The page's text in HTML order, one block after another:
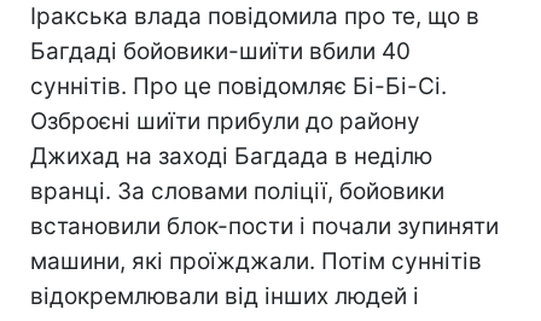
Іракська влада повідомила про те, що в
Багдаді бойовики-шиїти вбили 40
суннітів. Про це повідомляє Бі-Бі-Сі.
Озброєні шиїти прибули до району
Джихад на заході Багдада в неділю
вранці. За словами поліції, бойовики
встановили блок-пости і почали зупиняти
машини, які проїжджали. Потім суннітів
відокремлювали від інших людей і